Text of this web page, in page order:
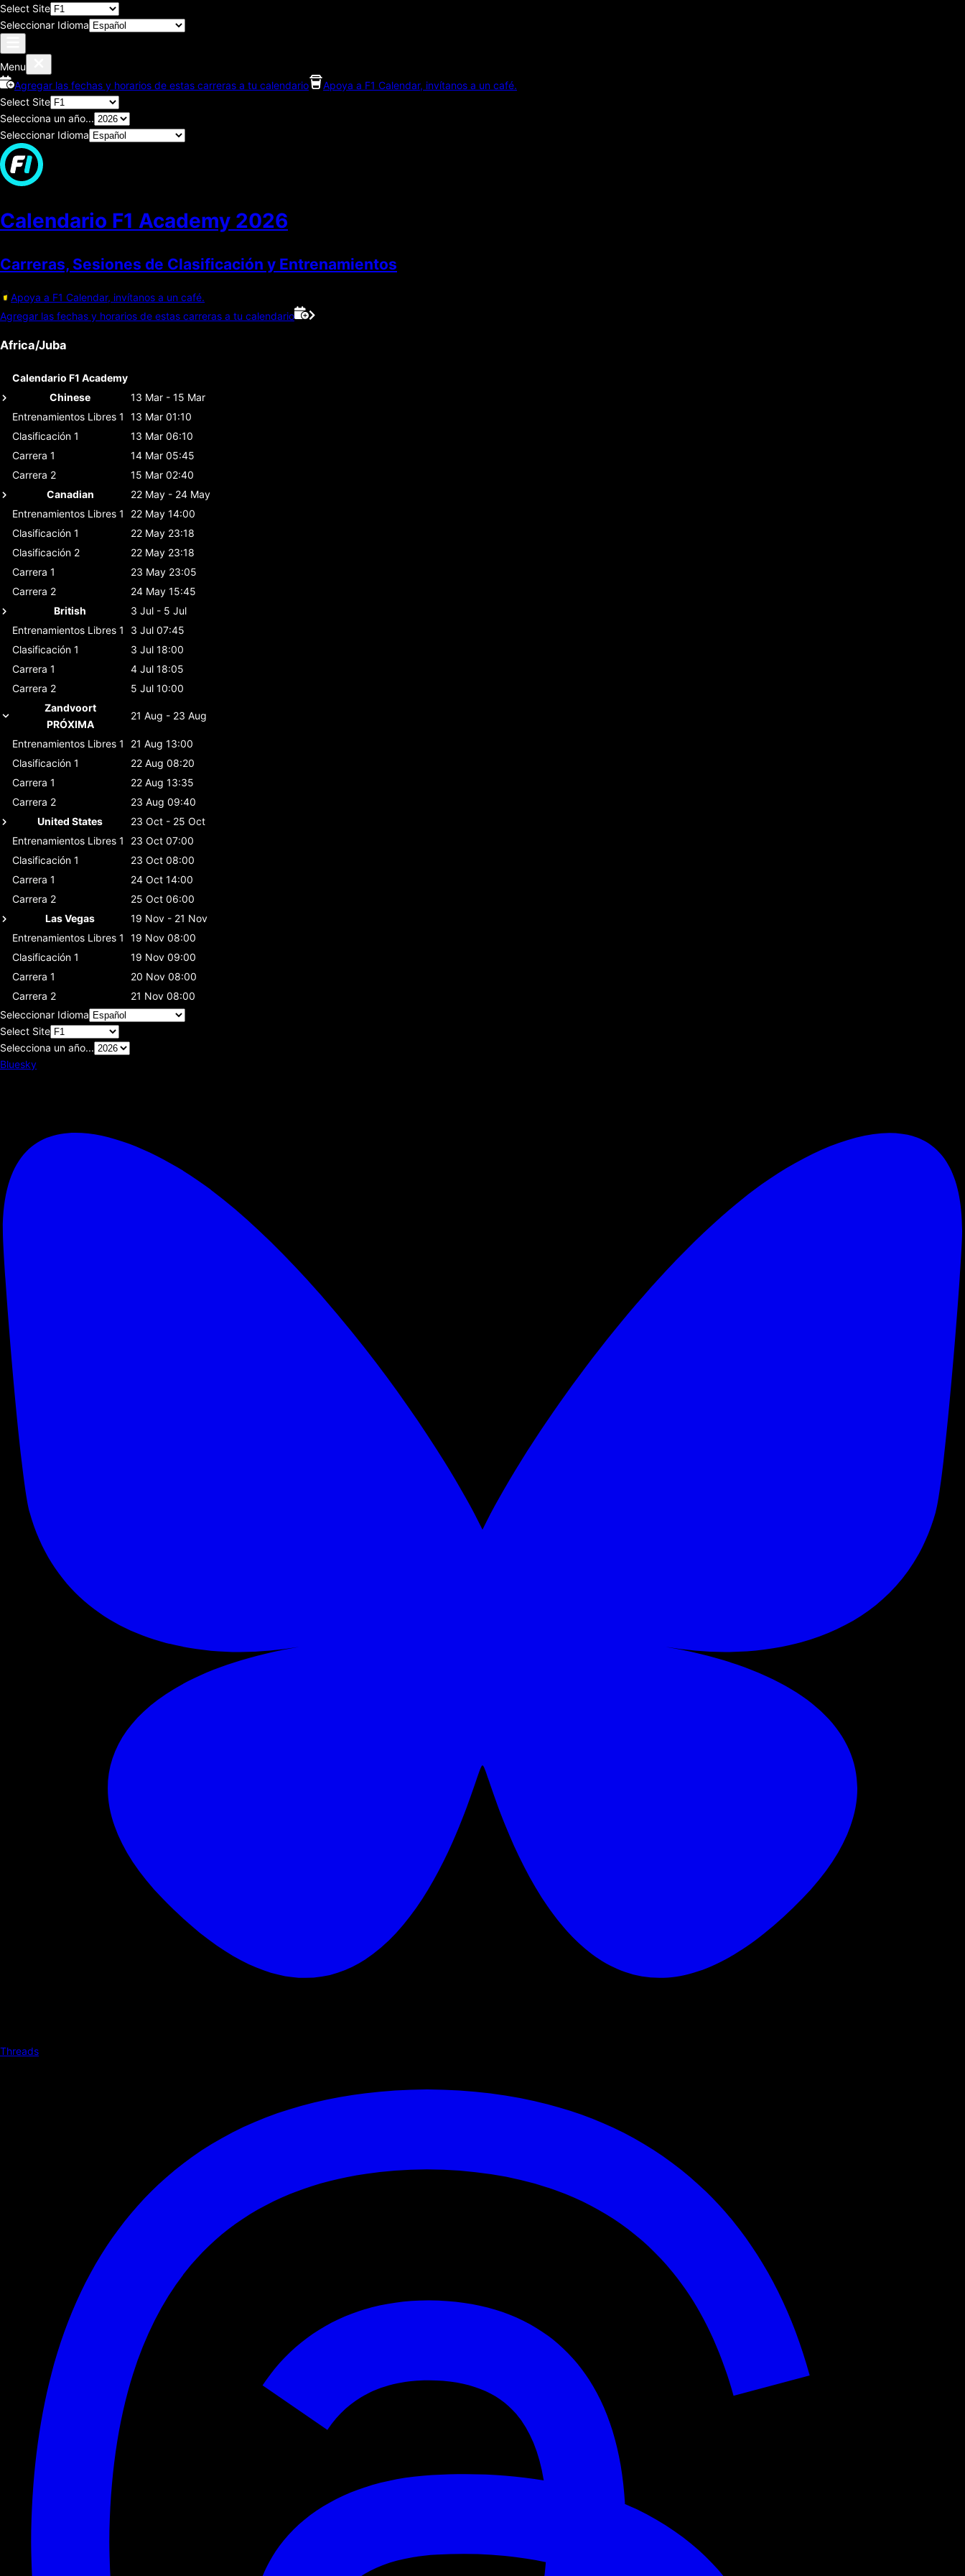
Select Site
Seleccionar Idioma
Menu
Agregar las fechas y horarios de estas carreras a tu calendario
Apoya a F1 Calendar, invítanos a un café.
Select Site
Selecciona un año...
Seleccionar Idioma
Calendario F1 Academy 2026
Carreras, Sesiones de Clasificación y Entrenamientos
Apoya a F1 Calendar, invítanos a un café.
Agregar las fechas y horarios de estas carreras a tu calendario
Africa/Juba
Calendario F1 Academy
Chinese
13 Mar - 15 Mar
Entrenamientos Libres 1
13 Mar 01:10
Clasificación 1
13 Mar 06:10
Carrera 1
14 Mar 05:45
Carrera 2
15 Mar 02:40
Canadian
22 May - 24 May
Entrenamientos Libres 1
22 May 14:00
Clasificación 1
22 May 23:18
Clasificación 2
22 May 23:18
Carrera 1
23 May 23:05
Carrera 2
24 May 15:45
British
3 Jul - 5 Jul
Entrenamientos Libres 1
3 Jul 07:45
Clasificación 1
3 Jul 18:00
Carrera 1
4 Jul 18:05
Carrera 2
5 Jul 10:00
Zandvoort
PRÓXIMA
21 Aug - 23 Aug
Entrenamientos Libres 1
21 Aug 13:00
Clasificación 1
22 Aug 08:20
Carrera 1
22 Aug 13:35
Carrera 2
23 Aug 09:40
United States
23 Oct - 25 Oct
Entrenamientos Libres 1
23 Oct 07:00
Clasificación 1
23 Oct 08:00
Carrera 1
24 Oct 14:00
Carrera 2
25 Oct 06:00
Las Vegas
19 Nov - 21 Nov
Entrenamientos Libres 1
19 Nov 08:00
Clasificación 1
19 Nov 09:00
Carrera 1
20 Nov 08:00
Carrera 2
21 Nov 08:00
Seleccionar Idioma
Select Site
Selecciona un año...
Bluesky
Threads